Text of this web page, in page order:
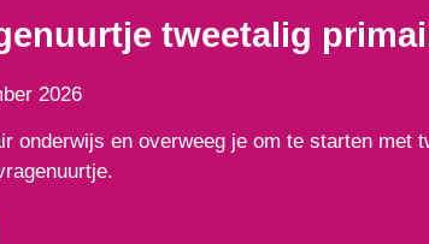
tweetalig
2026
onderwijs en overweeg je om te starten met